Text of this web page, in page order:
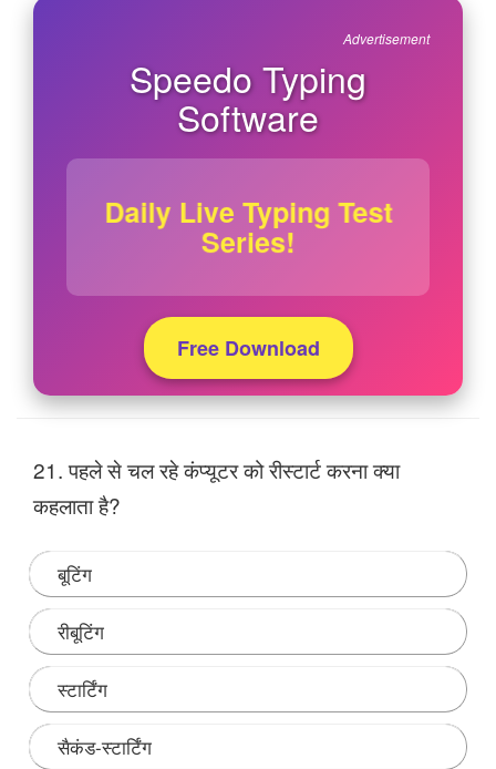
Advertisement
Speedo Typing
Software
Daily Live Typing Test
Series!
Free Download
21. पहले से चल रहे कंप्यूटर को रीस्टार्ट करना क्या
कहलाता है?
बूटिंग
रीबूटिंग
स्टार्टिंग
सैकंड-स्टार्टिंग